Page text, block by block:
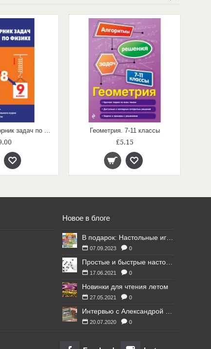
СЗ Физика. Сборник задач по физике 7-9 кл. 7Бц Геометрия. 7-11 классы
£5.15
Новое в блоге
В подарок: Настольные игры для Ваших британских друзей
07.09.2023 0
Простые и быстрые настольные игры
17.06.2021 0
Новинки для чтения летом
27.05.2021 0
Интервью с Александрой Литвиной
20.07.2020 0